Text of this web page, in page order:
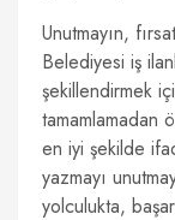
Unutmayın,
Belediyesi iş
şekillendirmek
tamamlamadan
en iyi şekilde
yazmayı
yolculukta,